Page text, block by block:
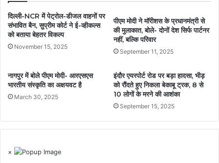
दिल्ली-NCR में पेट्रोल-डीजल वाहनों पर
संभावित बैन, सुप्रीम कोर्ट ने ई-व्हीकल्स
को बताया बेहतर विकल्प
November 15, 2025
पीएम मोदी ने मॉरीशस के प्रधानमंत्री से
की मुलाकात, बोले- दोनों देश सिर्फ पार्टनर
नहीं, बल्कि परिवार
September 11, 2025
नागपुर में बोले पीएम मोदी- आरएसएस
भारतीय संस्कृति का अक्षयवट है
March 30, 2025
इंदौर एयरपोर्ट रोड पर बड़ा हादसा, भीड़
को रौंदते हुए निकला बेकाबू ट्रक, 8 से
10 लोगों के मरने की आशंका
September 15, 2025
×